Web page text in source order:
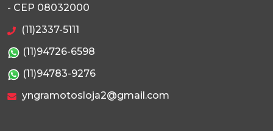
- CEP 08032000
(11)2337-5111
(11)94726-6598
(11)94783-9276
yngramotosloja2@gmail.com